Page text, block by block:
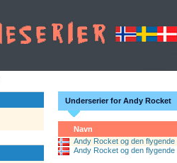
Underserier for Andy Rocket
Navn
Andy Rocket og den
Andy Rocket og den